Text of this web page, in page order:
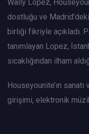
Wally Lopez,
dostluğu ve
birliği fikriyle açıkladı.
tanımlayan Lopez,
sıcaklığından ilham
Houseyounite’ın
girişimi, elektronik